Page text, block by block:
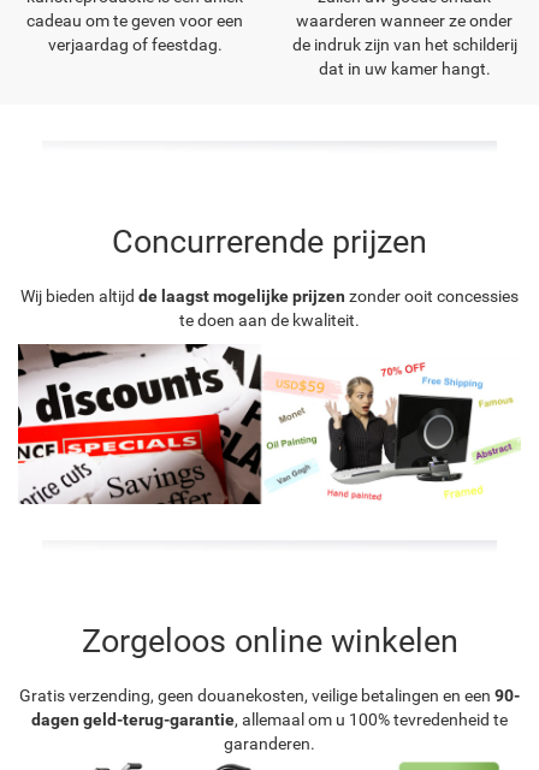
cadeau om te geven voor een
verjaardag of feestdag.
waarderen wanneer ze onder
de indruk zijn van het schilderij
dat in uw kamer hangt.
Concurrerende prijzen
Wij bieden altijd de laagst mogelijke prijzen zonder ooit concessies
te doen aan de kwaliteit.
Zorgeloos online winkelen
Gratis verzending, geen douanekosten, veilige betalingen en een 90-
dagen geld-terug-garantie, allemaal om u 100% tevredenheid te
garanderen.